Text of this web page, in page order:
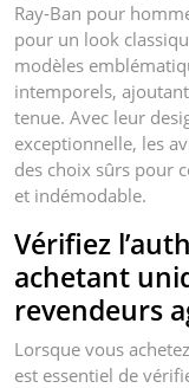
Ray-Ban pour
pour un look
modèles
intemporels,
tenue. Avec leur
exceptionnelle, les
des choix sûrs pour
et indémodable.
Vérifiez
achetant
revendeurs
Lorsque vous
est essentiel de